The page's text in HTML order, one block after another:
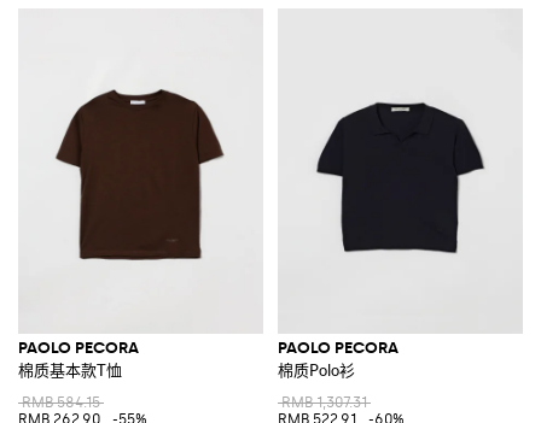
PAOLO PECORA
棉质基本款T恤
RMB 584.15
RMB 262.90
-55%
PAOLO PECORA
棉质Polo衫
RMB 1,307.31
RMB 522.91
-60%